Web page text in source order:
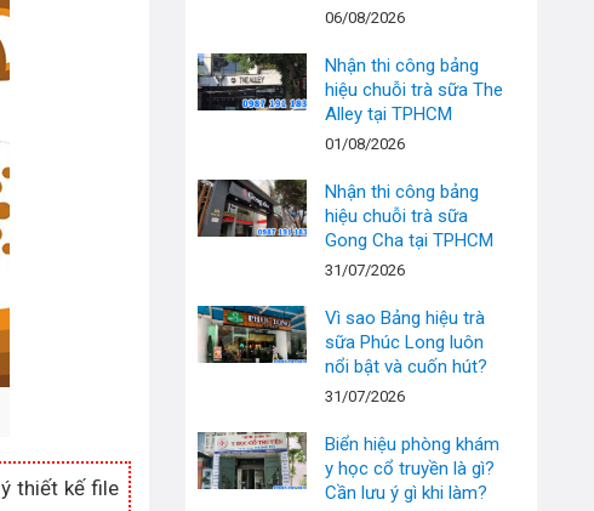
thiết kế file
06/08/2026
Nhận thi công bảng
hiệu chuỗi trà sữa The
Alley tại TPHCM
01/08/2026
Nhận thi công bảng
hiệu chuỗi trà sữa
Gong Cha tại TPHCM
31/07/2026
Vì sao Bảng hiệu trà
sữa Phúc Long luôn
nổi bật và cuốn hút?
31/07/2026
Biển hiệu phòng khám
y học cổ truyền là gì?
Cần lưu ý gì khi làm?